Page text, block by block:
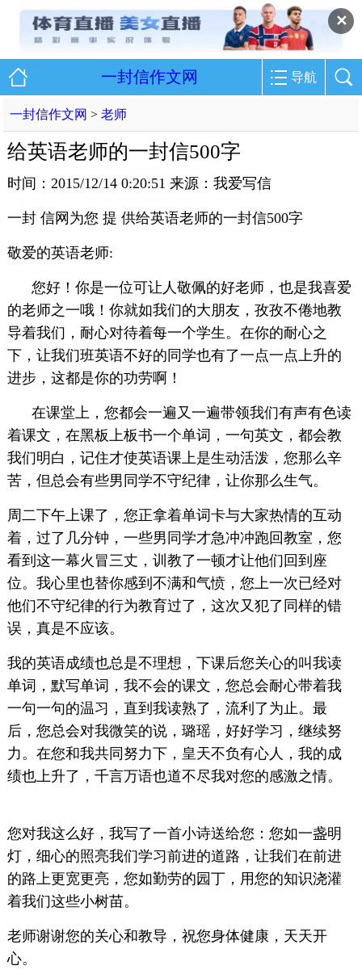
✕
一封信作文网 导航
一封信作文网 >老师
给英语老师的一封信500字
时间：2015/12/14 0:20:51 来源：我爱写信
一封 信网为您 提 供给英语老师的一封信500字
敬爱的英语老师:
您好！你是一位可让人敬佩的好老师，也是我喜爱
的老师之一哦！你就如我们的大朋友，孜孜不倦地教
导着我们，耐心对待着每一个学生。在你的耐心之
下，让我们班英语不好的同学也有了一点一点上升的
进步，这都是你的功劳啊！
在课堂上，您都会一遍又一遍带领我们有声有色读
着课文，在黑板上板书一个单词，一句英文，都会教
我们明白，记住才使英语课上是生动活泼，您那么辛
苦，但总会有些男同学不守纪律，让你那么生气。
周二下午上课了，您正拿着单词卡与大家热情的互动
着，过了几分钟，一些男同学才急冲冲跑回教室，您
看到这一幕火冒三丈，训教了一顿才让他们回到座
位。我心里也替你感到不满和气愤，您上一次已经对
他们不守纪律的行为教育过了，这次又犯了同样的错
误，真是不应该。
我的英语成绩也总是不理想，下课后您关心的叫我读
单词，默写单词，我不会的课文，您总会耐心带着我
一句一句的温习，直到我读熟了，流利了为止。最
后，您总会对我微笑的说，璐瑶，好好学习，继续努
力。在您和我共同努力下，皇天不负有心人，我的成
绩也上升了，千言万语也道不尽我对您的感激之情。
您对我这么好，我写了一首小诗送给您：您如一盏明
灯，细心的照亮我们学习前进的道路，让我们在前进
的路上更宽更亮，您如勤劳的园丁，用您的知识浇灌
着我们这些小树苗。
老师谢谢您的关心和教导，祝您身体健康，天天开
心。